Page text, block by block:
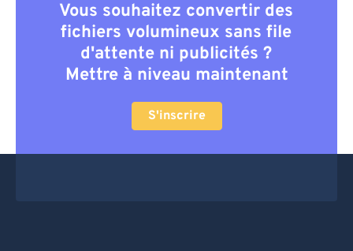
Vous souhaitez convertir des
fichiers volumineux sans file
d'attente ni publicités ?
Mettre à niveau maintenant
S'inscrire